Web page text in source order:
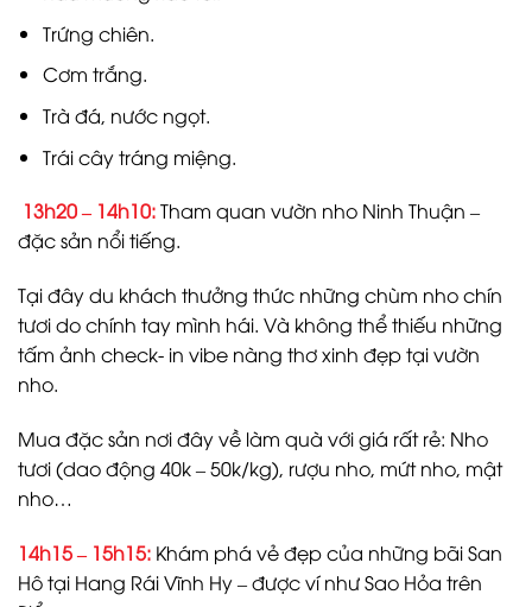
Trứng chiên.
Cơm trắng.
Trà đá, nước ngọt.
Trái cây tráng miệng.
13h20 – 14h10:Tham quan vườn nho Ninh Thuận –
đặc sản nổi tiếng.
Tại đây du khách thưởng thức những chùm nho chín
tươi do chính tay mình hái. Và không thể thiếu những
tấm ảnh check- in vibe nàng thơ xinh đẹp tại vườn
nho.
Mua đặc sản nơi đây về làm quà với giá rất rẻ: Nho
tươi (dao động 40k – 50k/kg), rượu nho, mứt nho, mật
nho…
14h15 – 15h15: Khám phá vẻ đẹp của những bãi San
Hô tại Hang Rái Vĩnh Hy – được ví như Sao Hỏa trên